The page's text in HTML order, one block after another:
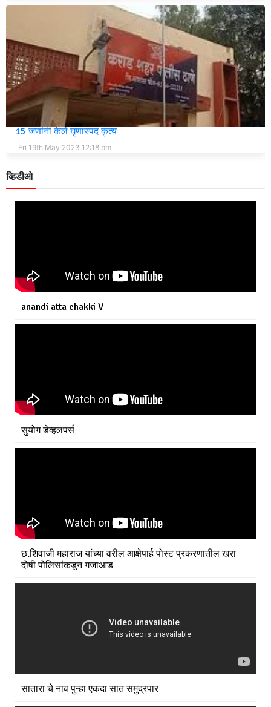
सातारा जिल्ह्यातील युवतीला लग्नासाठी कोल्हापूरात बोलावून युवतीसोबत
15 जणांनी केले घृणास्पद कृत्य
Fri 19th May 2023 12:18 pm
व्हिडीओ
anandi atta chakki V
सुयोग डेव्हलपर्स
छ.शिवाजी महाराज यांच्या वरील आक्षेपार्ह पोस्ट प्रकरणातील खरा
दोषी पोलिसांकडून गजाआड
सातारा चे नाव पुन्हा एकदा सात समुद्रपार